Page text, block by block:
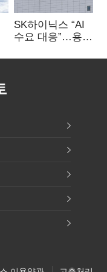
SK하이닉스 “AI
수요 대응”…용인
투자